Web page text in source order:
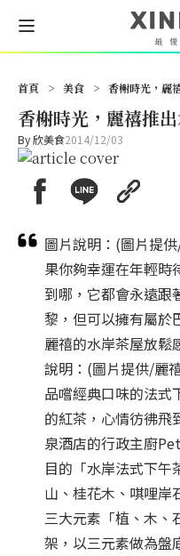
首頁 > 美食 > 香榭時光，麗
香榭時光，麗禧推
By欣美食2014/12/03
圖片說明：(圖片提
果你夠幸運在年輕時
到哪，它都會永遠跟
黎，但可以擁有屬於
麗禧的水岸茶屋放鬆
說明：(圖片提供/麗
品嚐經典口味的法式
的紅茶，心情彷彿飛
泉酒店的行政主廚
目的「水岸法式下午
山、桂花木、唭哩岸
三大元素「植、木、
架，以三元素做為盤